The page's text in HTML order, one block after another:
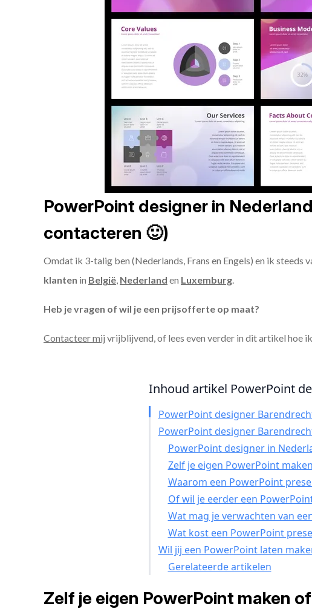
PowerPoint designer in
contacteren 🙂)
Omdat ik 3-talig ben (Nederlands, Frans en Engels) en ik steeds
klanten in België, Nederland en Luxemburg.
Heb je vragen of wil je een prijsofferte op maat?
Contacteer mij vrijblijvend, of lees even verder in dit artikel hoe
Inhoud artikel PowerPoint
PowerPoint designer
PowerPoint designer
PowerPoint designer in
Zelf je eigen PowerPoint
Waarom een PowerPoint
Of wil je eerder een
Wat mag je verwachten van
Wat kost een PowerPoint
Wil jij een PowerPoint laten
Gerelateerde artikelen
Zelf je eigen PowerPoint maken